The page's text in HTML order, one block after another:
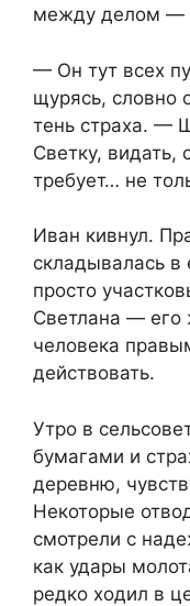
между делом —
— Он тут всех
щурясь, словно
тень страха. —
Светку, видать,
требует… не
Иван кивнул.
складывалась в
просто
Светлана — его
человека
действовать.
Утро в
бумагами и
деревню,
Некоторые
смотрели с
как удары
редко ходил в